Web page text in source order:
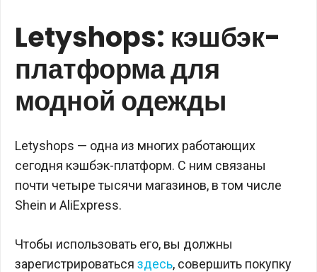
Letyshops: кэшбэк-
платформа для
модной одежды
Letyshops — одна из многих работающих
сегодня кэшбэк-платформ. С ним связаны
почти четыре тысячи магазинов, в том числе
Shein и AliExpress.
Чтобы использовать его, вы должны
зарегистрироваться здесь, совершить покупку